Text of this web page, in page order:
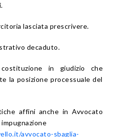
lasciata prescrivere.
decaduto.
in giudizio che
la posizione processuale del
affini anche in Avvocato
avvocato-sbaglia-